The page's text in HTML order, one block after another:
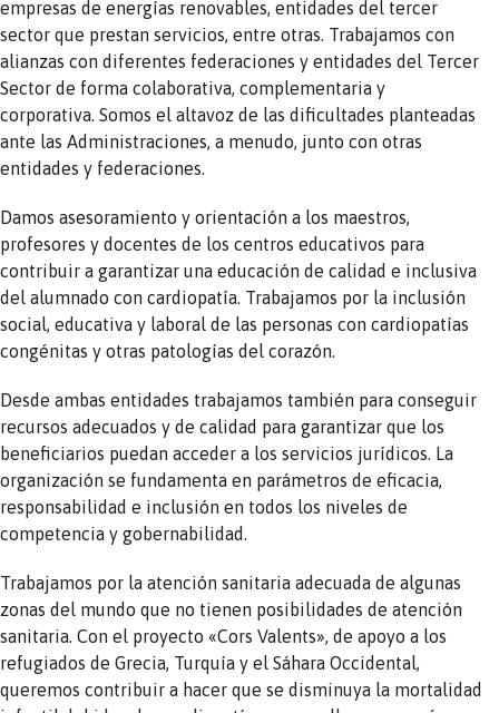
empresas de energías renovables, entidades del tercer
sector que prestan servicios, entre otras. Trabajamos con
alianzas con diferentes federaciones y entidades del Tercer
Sector de forma colaborativa, complementaria y
corporativa. Somos el altavoz de las dificultades planteadas
ante las Administraciones, a menudo, junto con otras
entidades y federaciones.
Damos asesoramiento y orientación a los maestros,
profesores y docentes de los centros educativos para
contribuir a garantizar una educación de calidad e inclusiva
del alumnado con cardiopatía. Trabajamos por la inclusión
social, educativa y laboral de las personas con cardiopatías
congénitas y otras patologías del corazón.
Desde ambas entidades trabajamos también para conseguir
recursos adecuados y de calidad para garantizar que los
beneficiarios puedan acceder a los servicios jurídicos. La
organización se fundamenta en parámetros de eficacia,
responsabilidad e inclusión en todos los niveles de
competencia y gobernabilidad.
Trabajamos por la atención sanitaria adecuada de algunas
zonas del mundo que no tienen posibilidades de atención
sanitaria. Con el proyecto «Cors Valents», de apoyo a los
refugiados de Grecia, Turquía y el Sáhara Occidental,
queremos contribuir a hacer que se disminuya la mortalidad